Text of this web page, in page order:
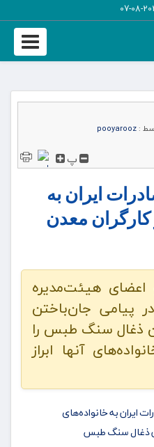
Toggle
:
pooyarooz
پ
ایران به
کارگران معدن
اعضای هیئت‌مدیره
پیامی جان‌باختن
ذغال سنگ طبس را
آنها ابراز